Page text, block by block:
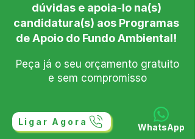
dúvidas e apoia-lo na(s)
candidatura(s) aos Programas
de Apoio do Fundo Ambiental!
Peça já o seu orçamento gratuito
e sem compromisso
Ligar Agora
WhatsApp